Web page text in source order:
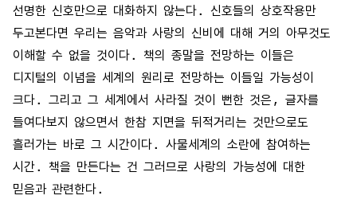
선명한 신호만으로 대화하지 않는다. 신호들의 상호작용만
두고본다면 우리는 음악과 사랑의 신비에 대해 거의 아무것도
이해할 수 없을 것이다. 책의 종말을 전망하는 이들은
디지털의 이념을 세계의 원리로 전망하는 이들일 가능성이
크다. 그리고 그 세계에서 사라질 것이 뻔한 것은, 글자를
들여다보지 않으면서 한참 지면을 뒤적거리는 것만으로도
흘러가는 바로 그 시간이다. 사물세계의 소란에 참여하는
시간. 책을 만든다는 건 그러므로 사랑의 가능성에 대한
믿음과 관련한다.